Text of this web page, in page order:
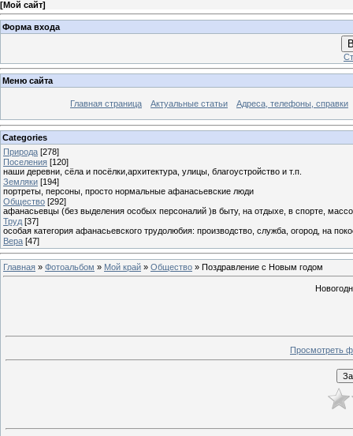
[Мой сайт]
Форма входа
Меню сайта
Главная страница Актуальные статьи Адреса, телефоны, справки
Categories
Природа [278]
Поселения [120]
наши деревни, сёла и посёлки,архитектура, улицы, благоустройство и т.п.
Земляки [194]
портреты, персоны, просто нормальные афанасьевские люди
Общество [292]
афанасьевцы (без выделения особых персоналий )в быту, на отдыхе, в спорте,
Труд [37]
особая категория афанасьевского трудолюбия: производство, служба, огород, на
Вера [47]
Главная » Фотоальбом » Мой край » Общество » Поздравление с Новым годом
Просмотреть